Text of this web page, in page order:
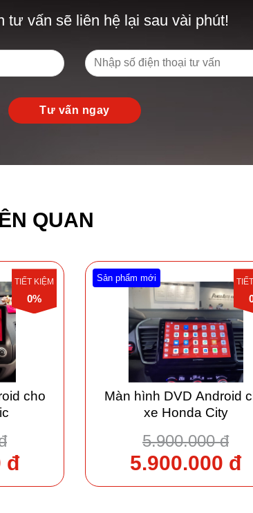
tư vấn sẽ liên hệ lại sau vài phút!
QUAN
TIẾT KIỆM
0%
cho
đ
Sản phẩm mới
Màn hình DVD Android
xe Honda City
5.900.000 đ
5.900.000 đ